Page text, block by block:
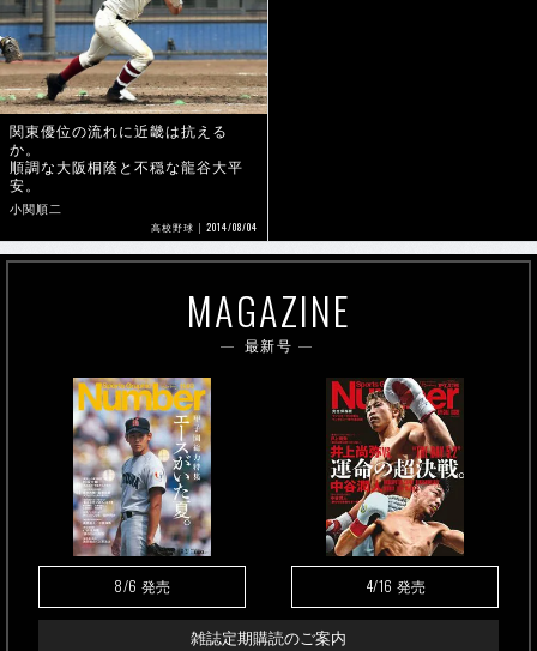
関東優位の流れに近畿は抗える
か。
順調な大阪桐蔭と不穏な龍谷大平
安。
小関順二
高校野球 2014/08/04
MAGAZINE
最新号
8/6 発売 4/16 発売
雑誌定期購読のご案内